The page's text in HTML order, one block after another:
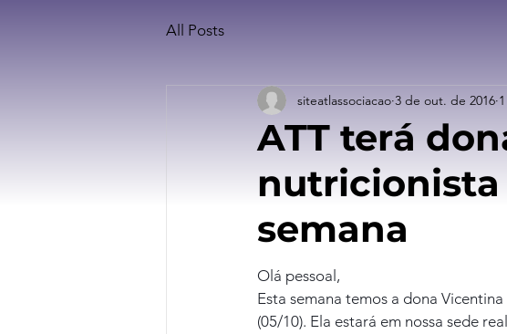
All Posts
ATT terá
nutricionista
semana
siteatlassociacao 3 de out. de 2016
Olá pessoal,
Esta semana temos a dona
(05/10). Ela estará em nossa sede